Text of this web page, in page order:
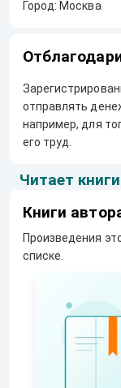
Город: Москва
отправлять
например, для
его труд.
Читает
Книги
Произведения
списке.